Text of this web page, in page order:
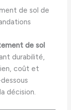
de sol de
de sol
durabilité,
coût et
décision.